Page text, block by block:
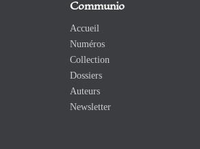
Communio
Accueil
Numéros
Collection
Dossiers
Auteurs
Newsletter